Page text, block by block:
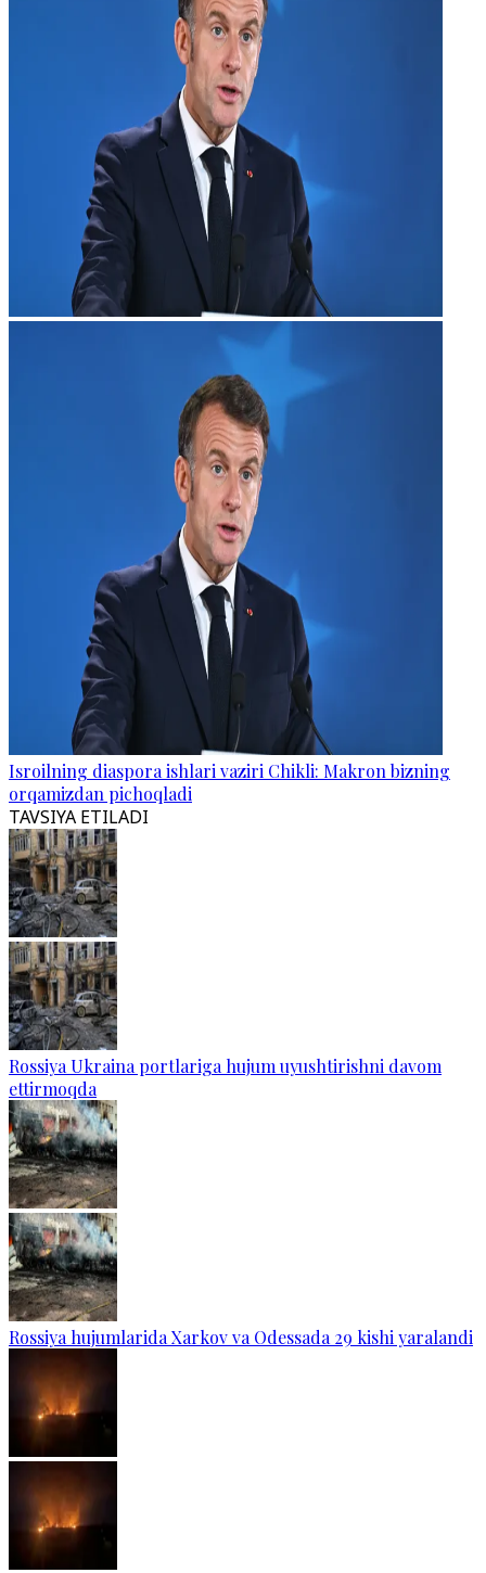
Isroilning diaspora ishlari vaziri Chikli: Makron bizning
orqamizdan pichoqladi
TAVSIYA ETILADI
Rossiya Ukraina portlariga hujum uyushtirishni davom
ettirmoqda
Rossiya hujumlarida Xarkov va Odessada 29 kishi yaralandi